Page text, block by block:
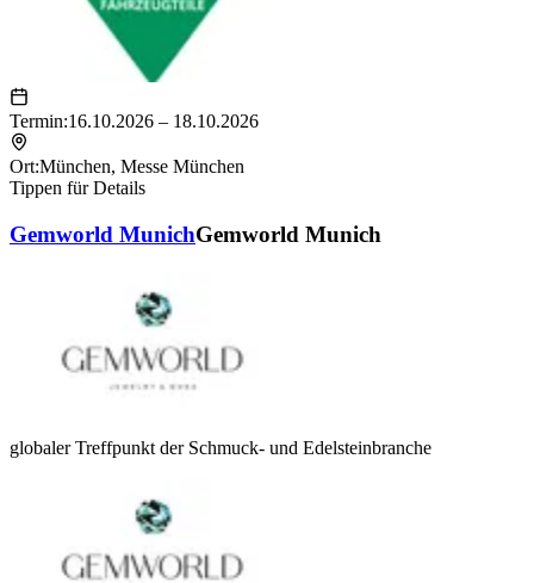
Termin:16.10.2026 – 18.10.2026
Ort:München, Messe München
Tippen für Details
Gemworld MunichGemworld Munich
globaler Treffpunkt der Schmuck- und Edelsteinbranche